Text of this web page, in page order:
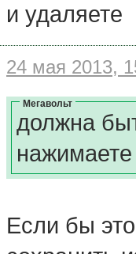
и удаляете
24 мая 2013,
Мегавольт
должна
Если бы